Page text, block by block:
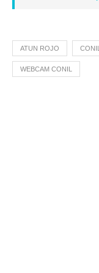
ATUN ROJO CONIL
WEBCAM CONIL